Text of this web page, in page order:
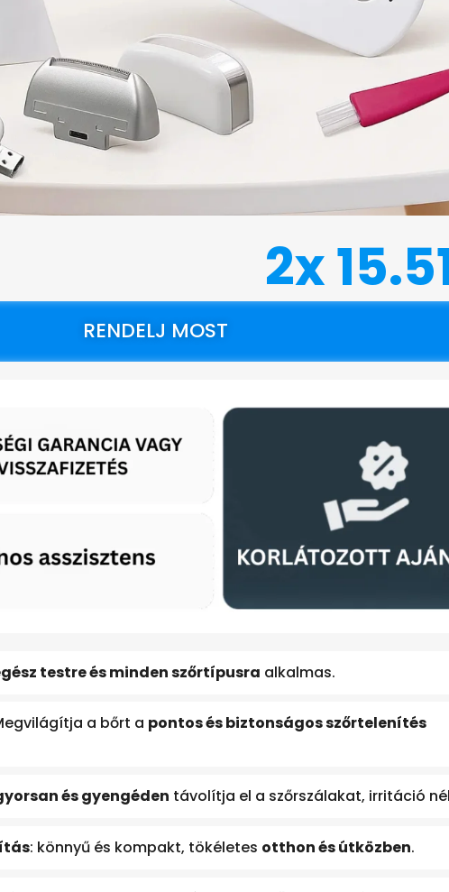
2x
RENDELJ MOST
testre és minden szőrtípusra alkalmas.
a bőrt a pontos és biztonságos szőrtelenítés
és gyengéden távolítja el a szőrszálakat, irritáció
: könnyű és kompakt, tökéletes otthon és útközben.